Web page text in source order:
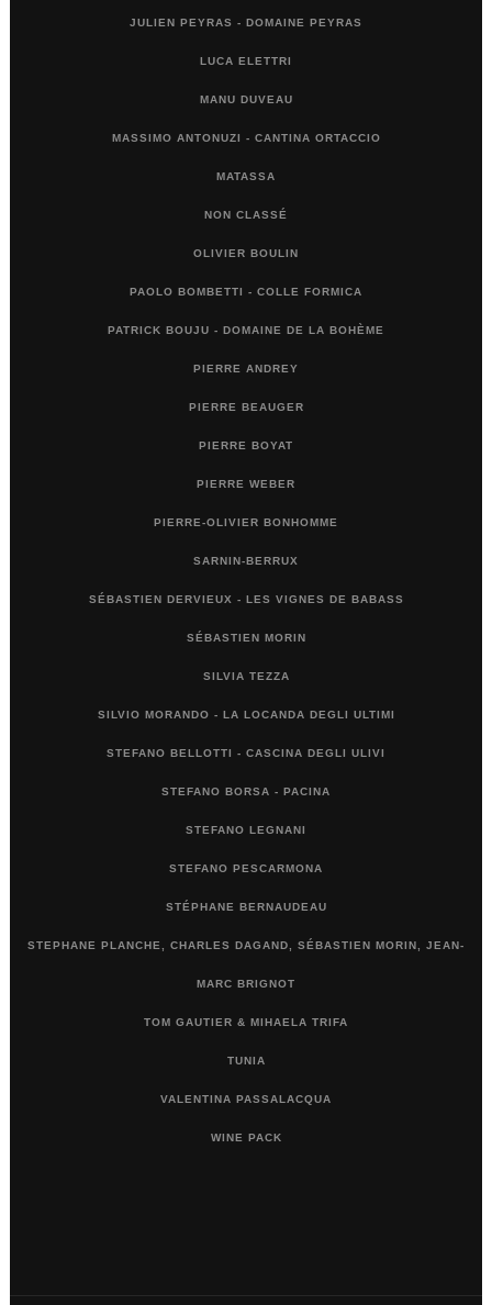
JULIEN PEYRAS - DOMAINE PEYRAS
LUCA ELETTRI
MANU DUVEAU
MASSIMO ANTONUZI - CANTINA ORTACCIO
MATASSA
NON CLASSÉ
OLIVIER BOULIN
PAOLO BOMBETTI - COLLE FORMICA
PATRICK BOUJU - DOMAINE DE LA BOHÈME
PIERRE ANDREY
PIERRE BEAUGER
PIERRE BOYAT
PIERRE WEBER
PIERRE-OLIVIER BONHOMME
SARNIN-BERRUX
SÉBASTIEN DERVIEUX - LES VIGNES DE BABASS
SÉBASTIEN MORIN
SILVIA TEZZA
SILVIO MORANDO - LA LOCANDA DEGLI ULTIMI
STEFANO BELLOTTI - CASCINA DEGLI ULIVI
STEFANO BORSA - PACINA
STEFANO LEGNANI
STEFANO PESCARMONA
STÉPHANE BERNAUDEAU
STEPHANE PLANCHE, CHARLES DAGAND, SÉBASTIEN MORIN, JEAN-
MARC BRIGNOT
TOM GAUTIER & MIHAELA TRIFA
TUNIA
VALENTINA PASSALACQUA
WINE PACK